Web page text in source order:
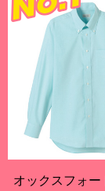
オックスフォー